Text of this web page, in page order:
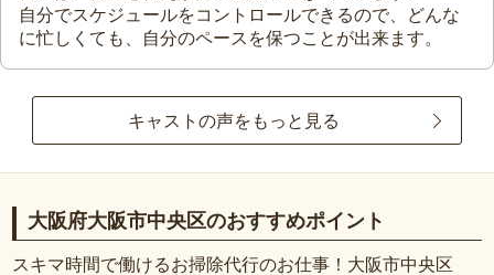
自分でスケジュールをコントロールできるので、どんな
に忙しくても、自分のペースを保つことが出来ます。
キャストの声をもっと見る
大阪府大阪市中央区のおすすめポイント
スキマ時間で働けるお掃除代行のお仕事！大阪市中央区